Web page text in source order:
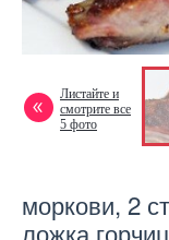
Листайте и
смотрите все
5 фото
моркови, 2
ложка